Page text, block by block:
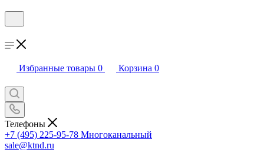
Избранные товары 0 Корзина 0
Телефоны
+7 (495) 225-95-78 Многоканальный
sale@ktnd.ru